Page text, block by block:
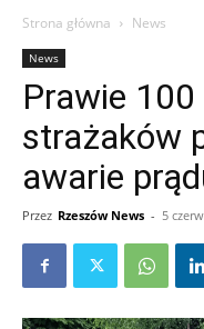
Strona główna News
News
Prawie
strażaków
awarie
Przez Rzeszów News - 5